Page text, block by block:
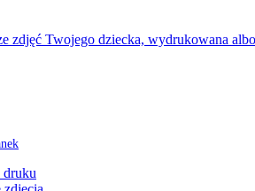
zdjęć Twojego dziecka, wydrukowana